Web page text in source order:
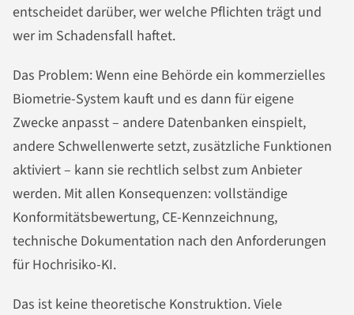
entscheidet darüber, wer welche Pflichten trägt und
wer im Schadensfall haftet.
Das Problem: Wenn eine Behörde ein kommerzielles
Biometrie-System kauft und es dann für eigene
Zwecke anpasst – andere Datenbanken einspielt,
andere Schwellenwerte setzt, zusätzliche Funktionen
aktiviert – kann sie rechtlich selbst zum Anbieter
werden. Mit allen Konsequenzen: vollständige
Konformitätsbewertung, CE-Kennzeichnung,
technische Dokumentation nach den Anforderungen
für Hochrisiko-KI.
Das ist keine theoretische Konstruktion. Viele